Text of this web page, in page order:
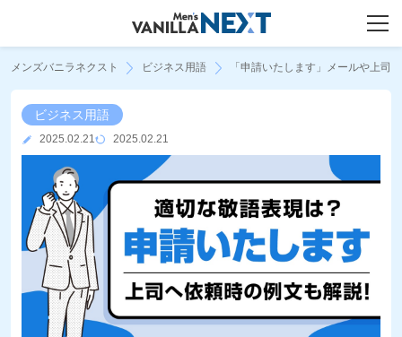
メンズバニラネクスト ビジネス用語 「申請いたします」メールや上司
ビジネス用語
2025.02.21 2025.02.21